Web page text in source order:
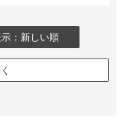
：新しい順